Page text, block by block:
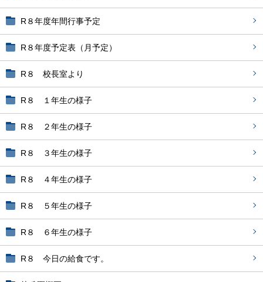
R８年度年間行事予定
R８年度予定表（月予定）
R８ 校長室より
R８ １年生の様子
R８ ２年生の様子
R８ ３年生の様子
R８ ４年生の様子
R８ ５年生の様子
R８ ６年生の様子
R８ 今日の給食です。